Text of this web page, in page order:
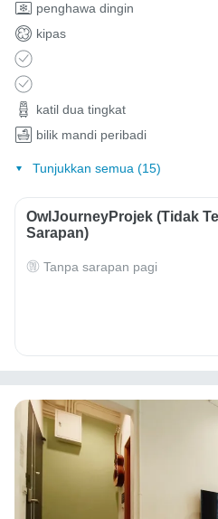
penghawa dingin
kipas
katil dua tingkat
bilik mandi peribadi
Tunjukkan semua (15)
OwlJourneyProjek (Tidak
Sarapan)
Tanpa sarapan pagi